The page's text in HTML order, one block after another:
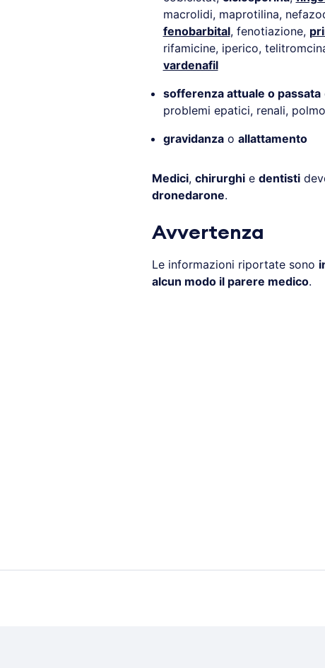
macrolidi, maprotilina,
fenobarbital, fenotiazione,
rifamicine, iperico,
vardenafil
sofferenza attuale o passata
problemi epatici, renali,
gravidanzao allattamento
Medici, chirurghie dentisti
dronedarone.
Avvertenza
Le informazioni riportate sono
alcun modo il parere medico.